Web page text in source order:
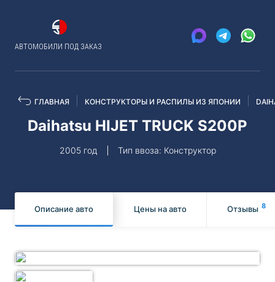
АВТОМОБИЛИ ПОД ЗАКАЗ
ГЛАВНАЯ КОНСТРУКТОРЫ И РАСПИЛЫ ИЗ ЯПОНИИ
Daihatsu HIJET TRUCK S200P
2005 год Тип ввоза: Конструктор
Описание авто Цены на авто Отзывы 8